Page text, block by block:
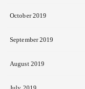
October 2019
September 2019
August 2019